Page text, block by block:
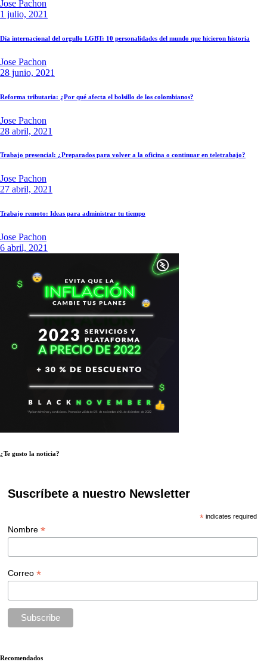
Jose Pachon
1 julio, 2021
Día internacional del orgullo LGBT: 10 personalidades del mundo que hicieron historia
Jose Pachon
28 junio, 2021
Reforma tributaria: ¿Por qué afecta el bolsillo de los colombianos?
Jose Pachon
28 abril, 2021
Trabajo presencial: ¿Preparados para volver a la oficina o continuar en teletrabajo?
Jose Pachon
27 abril, 2021
Trabajo remoto: Ideas para administrar tu tiempo
Jose Pachon
6 abril, 2021
¿Te gusto la noticia?
Suscríbete a nuestro Newsletter
*indicates required
Nombre*
Correo*
Recomendados